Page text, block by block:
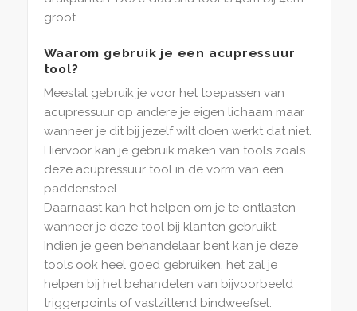
groot.
Waarom gebruik je een acupressuur
tool?
Meestal gebruik je voor het toepassen van
acupressuur op andere je eigen lichaam maar
wanneer je dit bij jezelf wilt doen werkt dat niet.
Hiervoor kan je gebruik maken van tools zoals
deze acupressuur tool in de vorm van een
paddenstoel.
Daarnaast kan het helpen om je te ontlasten
wanneer je deze tool bij klanten gebruikt.
Indien je geen behandelaar bent kan je deze
tools ook heel goed gebruiken, het zal je
helpen bij het behandelen van bijvoorbeeld
triggerpoints of vastzittend bindweefsel.